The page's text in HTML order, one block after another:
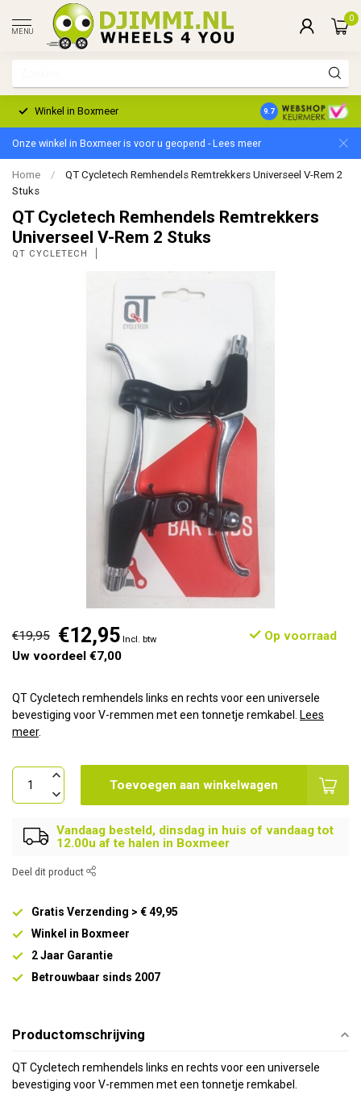
MENU
0
Winkel in Boxmeer 2 Jaar Garantie
9.7
Onze winkel in Boxmeer is voor u geopend - Lees meer
Home /
QT Cycletech Remhendels Remtrekkers Universeel V-Rem 2
Stuks
QT Cycletech Remhendels Remtrekkers
Universeel V-Rem 2 Stuks
QT CYCLETECH
€19,95 €12,95 Incl. btw
Op voorraad
Uw voordeel €7,00
QT Cycletech remhendels links en rechts voor een universele
bevestiging voor V-remmen met een tonnetje remkabel.
Lees
meer.
Toevoegen aan winkelwagen
Vandaag besteld, dinsdag in huis of vandaag tot
12.00u af te halen in Boxmeer
Deel dit product
Gratis Verzending > € 49,95
Winkel in Boxmeer
2 Jaar Garantie
Betrouwbaar sinds 2007
Productomschrijving
QT Cycletech remhendels links en rechts voor een universele
bevestiging voor V-remmen met een tonnetje remkabel.